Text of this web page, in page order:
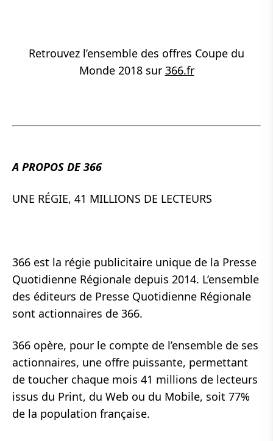
Retrouvez l’ensemble des offres Coupe du
Monde 2018 sur 366.fr
A PROPOS DE 366
UNE RÉGIE, 41 MILLIONS DE LECTEURS
366 est la régie publicitaire unique de la Presse
Quotidienne Régionale depuis 2014. L’ensemble
des éditeurs de Presse Quotidienne Régionale
sont actionnaires de 366.
366 opère, pour le compte de l’ensemble de ses
actionnaires, une offre puissante, permettant
de toucher chaque mois 41 millions de lecteurs
issus du Print, du Web ou du Mobile, soit 77%
de la population française.